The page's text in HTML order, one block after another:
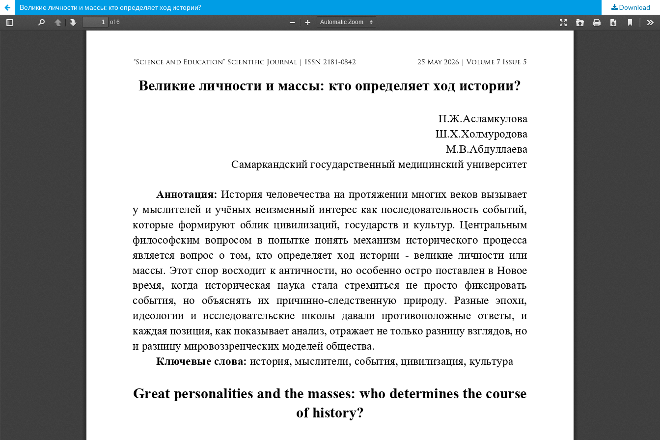
Великие личности и массы: кто определяет ход истории? Download